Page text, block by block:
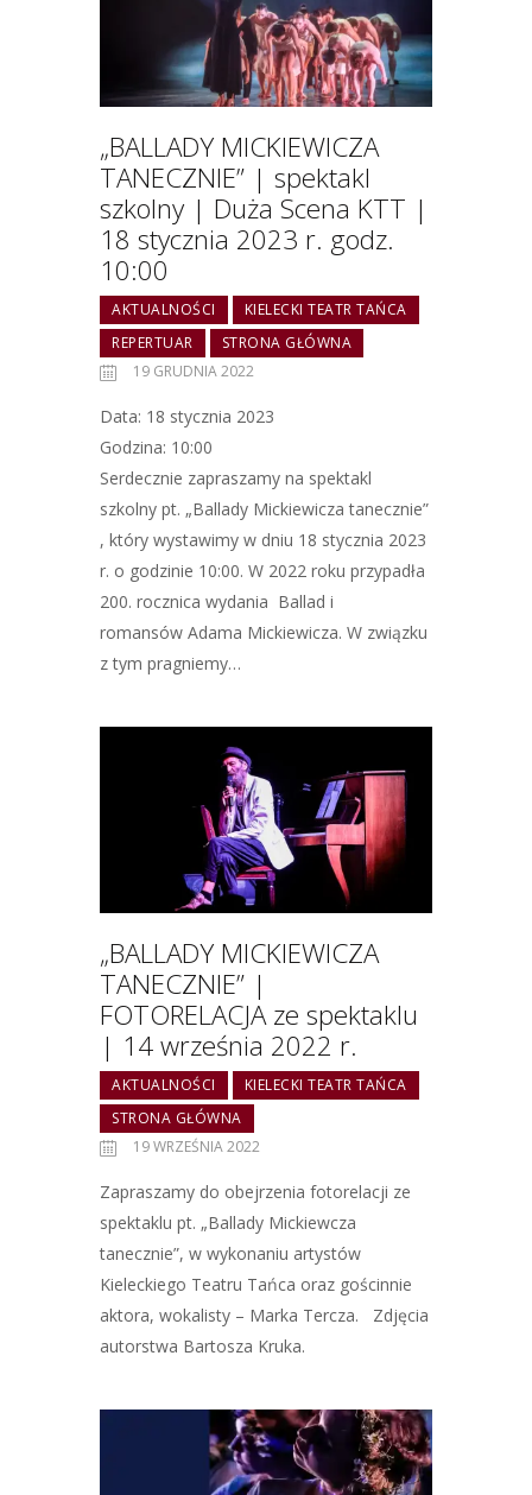
„BALLADY MICKIEWICZA
TANECZNIE” | spektakl
szkolny | Duża Scena KTT |
18 stycznia 2023 r. godz.
10:00
AKTUALNOŚCI
KIELECKI TEATR TAŃCA
REPERTUAR
STRONA GŁÓWNA
19 GRUDNIA 2022
Data: 18 stycznia 2023
Godzina: 10:00
Serdecznie zapraszamy na spektakl
szkolny pt. „Ballady Mickiewicza tanecznie”
, który wystawimy w dniu 18 stycznia 2023
r. o godzinie 10:00. W 2022 roku przypadła
200. rocznica wydania Ballad i
romansów Adama Mickiewicza. W związku
z tym pragniemy…
„BALLADY MICKIEWICZA
TANECZNIE” |
FOTORELACJA ze spektaklu
| 14 września 2022 r.
AKTUALNOŚCI
KIELECKI TEATR TAŃCA
STRONA GŁÓWNA
19 WRZEŚNIA 2022
Zapraszamy do obejrzenia fotorelacji ze
spektaklu pt. „Ballady Mickiewcza
tanecznie”, w wykonaniu artystów
Kieleckiego Teatru Tańca oraz gościnnie
aktora, wokalisty – Marka Tercza. Zdjęcia
autorstwa Bartosza Kruka.